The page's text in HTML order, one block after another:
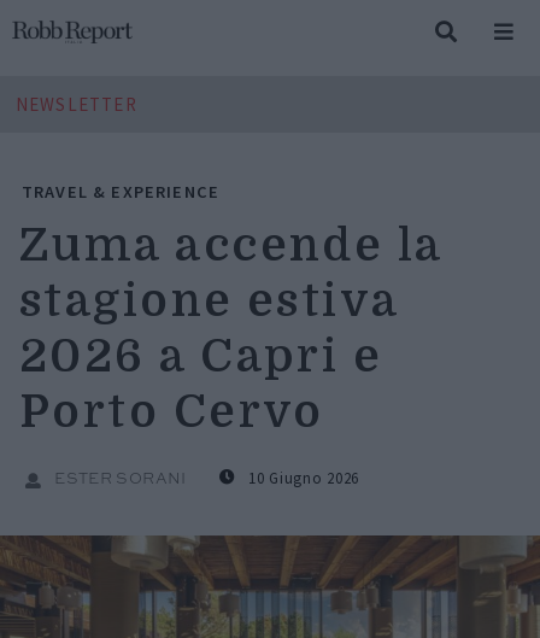
NEWSLETTER
TRAVEL & EXPERIENCE
Zuma accende la
stagione estiva
2026 a Capri e
Porto Cervo
ESTER SORANI 10 Giugno 2026